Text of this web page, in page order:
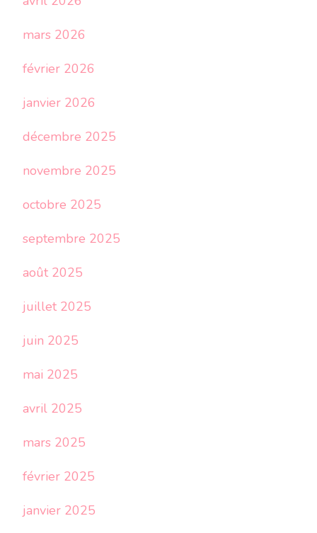
mars 2026
février 2026
janvier 2026
décembre 2025
novembre 2025
octobre 2025
septembre 2025
août 2025
juillet 2025
juin 2025
mai 2025
avril 2025
mars 2025
février 2025
janvier 2025